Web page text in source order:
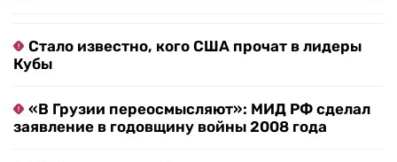
Стало известно, кого США прочат в лидеры
Кубы
«В Грузии переосмысляют»: МИД РФ сделал
заявление в годовщину войны 2008 года